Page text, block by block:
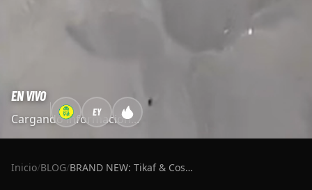
EN VIVO
Cargando información...
EY
Inicio/BLOG/ BRAND NEW: Tikaf & Costa Rebel “Qué Dicha”